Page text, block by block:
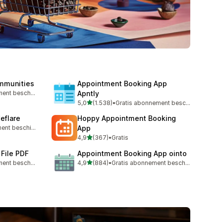
Gratis abonnement beschikbaar
Appointment Booking App
Apntly
5,0van 5 sterren
(1.538)
1538 recensies in totaal
• Gratis abonnement beschikbaar
Gratis abonnement beschikbaar
Hoppy Appointment Booking
App
4,9van 5 sterren
(367)
367 recensies in totaal
•Gratis
PDF
Gratis abonnement beschikbaar
Appointment Booking App ointo
4,9van 5 sterren
(884)
884 recensies in totaal
• Gratis abonnement beschikbaar